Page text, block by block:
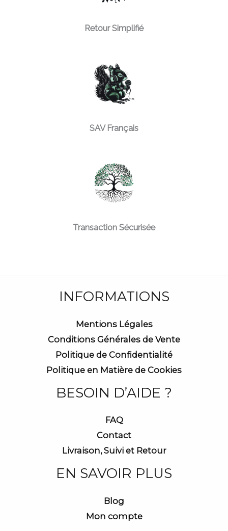
Retour Simplifié
SAV Français
Transaction Sécurisée
INFORMATIONS
Mentions Légales
Conditions Générales de Vente
Politique de Confidentialité
Politique en Matière de Cookies
BESOIN D’AIDE ?
FAQ
Contact
Livraison, Suivi et Retour
EN SAVOIR PLUS
Blog
Mon compte